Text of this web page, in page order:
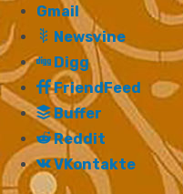
Gmail
Newsvine
Digg
FriendFeed
Buffer
Reddit
VKontakte